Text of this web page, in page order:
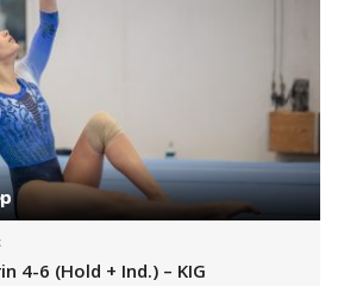
4-6 (Hold + Ind.) – KIG